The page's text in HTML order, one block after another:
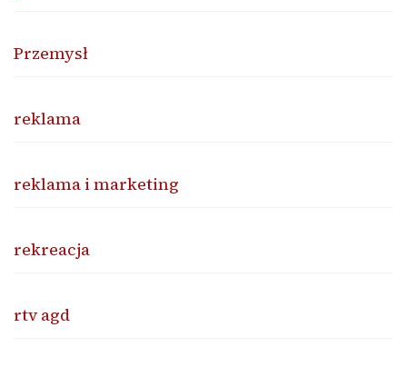
Przemysł
reklama
reklama i marketing
rekreacja
rtv agd